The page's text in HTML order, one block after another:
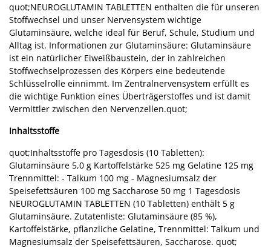
quot;NEUROGLUTAMIN TABLETTEN enthalten die für unseren
Stoffwechsel und unser Nervensystem wichtige
Glutaminsäure, welche ideal für Beruf, Schule, Studium und
Alltag ist. Informationen zur Glutaminsäure: Glutaminsäure
ist ein natürlicher Eiweißbaustein, der in zahlreichen
Stoffwechselprozessen des Körpers eine bedeutende
Schlüsselrolle einnimmt. Im Zentralnervensystem erfüllt es
die wichtige Funktion eines Überträgerstoffes und ist damit
Vermittler zwischen den Nervenzellen.quot;
Inhaltsstoffe
quot;Inhaltsstoffe pro Tagesdosis (10 Tabletten):
Glutaminsäure 5,0 g Kartoffelstärke 525 mg Gelatine 125 mg
Trennmittel: - Talkum 100 mg - Magnesiumsalz der
Speisefettsäuren 100 mg Saccharose 50 mg 1 Tagesdosis
NEUROGLUTAMIN TABLETTEN (10 Tabletten) enthält 5 g
Glutaminsäure. Zutatenliste: Glutaminsäure (85 %),
Kartoffelstärke, pflanzliche Gelatine, Trennmittel: Talkum und
Magnesiumsalz der Speisefettsäuren, Saccharose. quot;